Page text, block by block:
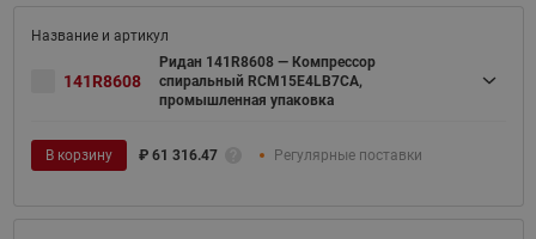
141R8608
Ридан 141R8608 — Компрессор
спиральный RCM15E4LB7CA,
промышленная упаковка
В корзину ₽ 61 316.47 Регулярные поставки